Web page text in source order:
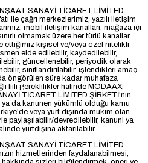
SANAYİ TİCARET LİMİTED
ile çağrı merkezlerimiz, yazılı iletişim
mobil iletişim kanalları, mağaza içi
olmamak üzere her türlü kanallar
ettiğimiz kişisel ve/veya özel nitelikli
elde edilebilir, kaydedilebilir,
güncellenebilir, periyodik olarak
sınıflandırılabilir, işlendikleri amaç
öngörülen süre kadar muhafaza
fiili gereklilikler halinde MODAAX
TİCARET LİMİTED ŞİRKETİ'nın
ya da kanunen yükümlü olduğu kamu
veya yurt dışında mukim olan
paylaşılabilir/devredilebilir, kanuni ya
yurtdışına aktarılabilir.
SANAYİ TİCARET LİMİTED
hizmetlerinden faydalanabilmesi,